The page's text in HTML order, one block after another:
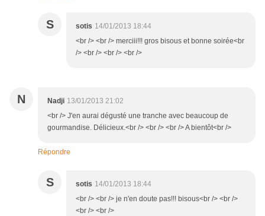
S sotis 14/01/2013 18:44
<br /> <br /> merciii!!! gros bisous et bonne soirée<br
/> <br /> <br /> <br />
N Nadji 13/01/2013 21:02
<br /> J'en aurai dégusté une tranche avec beaucoup de
gourmandise. Délicieux.<br /> <br /> <br /> A bientôt<br />
Répondre
S sotis 14/01/2013 18:44
<br /> <br /> je n'en doute pas!!! bisous<br /> <br />
<br /> <br />